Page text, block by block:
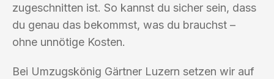
zugeschnitten ist. So kannst du sicher sein, dass
du genau das bekommst, was du brauchst –
ohne unnötige Kosten.
Bei Umzugskönig Gärtner Luzern setzen wir auf